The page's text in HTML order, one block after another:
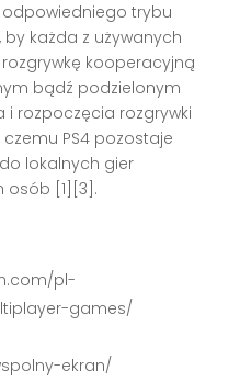
trybu
by każda z używanych
kooperacyjną
bądź podzielonym
i rozpoczęcia rozgrywki
PS4 pozostaje
lokalnych gier
osób [1][3] .
pl-
games/
ekran/